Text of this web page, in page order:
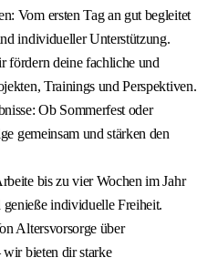
Vom ersten Tag an gut begleitet
individueller Unterstützung.
deine fachliche und
Trainings und Perspektiven.
Ob Sommerfest oder
gemeinsam und stärken den
bis zu vier Wochen im Jahr
individuelle Freiheit.
Altersvorsorge über
wir bieten dir starke